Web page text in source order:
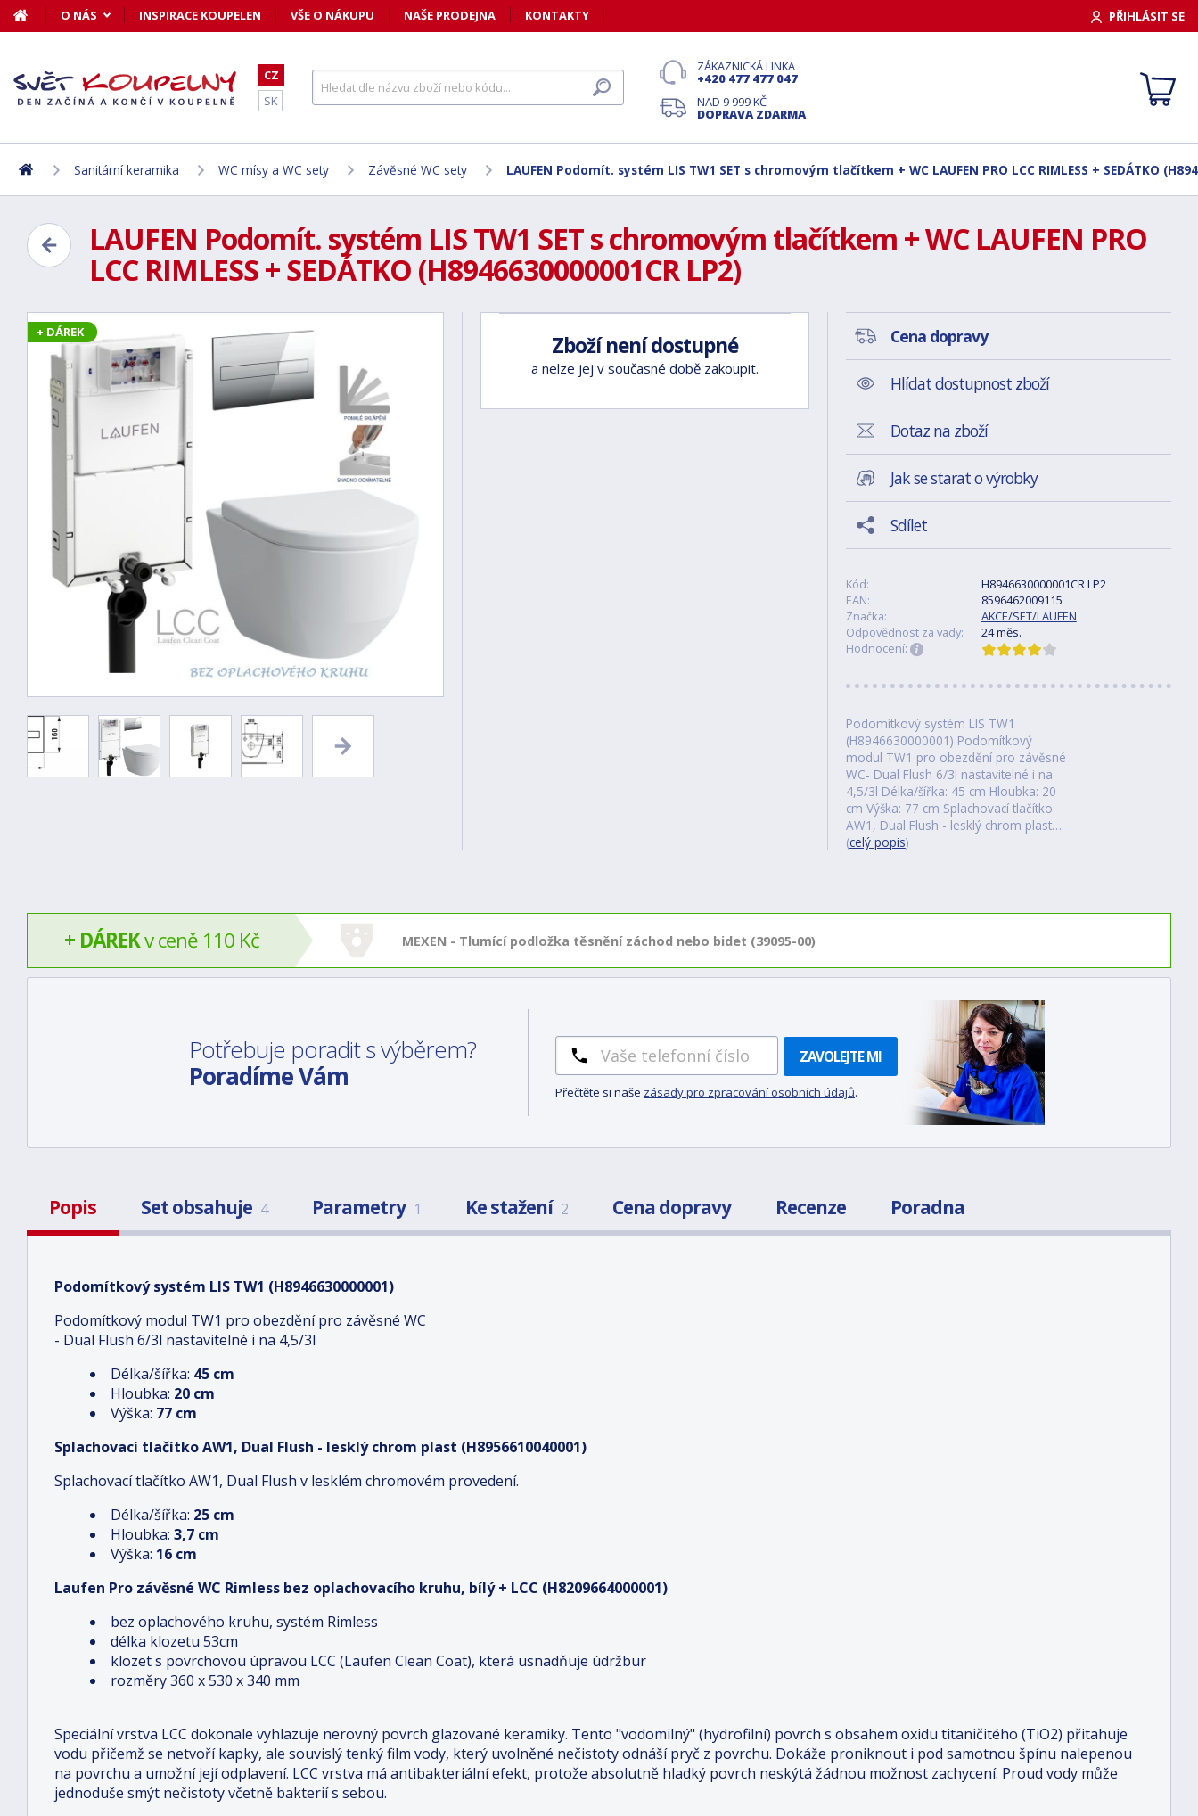
O NÁS INSPIRACE KOUPELEN VŠE O NÁKUPU NAŠE PRODEJNA KONTAKTY PŘIHLÁSIT SE
CZ
SK
ZÁKAZNICKÁ LINKA
+420 477 477 047
NAD 9 999 KČ
DOPRAVA ZDARMA
Sanitární keramika WC mísy a WC sety Závěsné WC sety LAUFEN Podomít. systém LIS TW1 SET s chromovým tlačítkem + WC LAUFEN PRO LCC RIMLESS + SEDÁTKO
LAUFEN Podomít. systém LIS TW1 SET s chromovým tlačítkem + WC LAUFEN PRO
LCC RIMLESS + SEDÁTKO (H8946630000001CR LP2)
+ DÁREK Zboží není dostupné
a nelze jej v současné době zakoupit.
Cena dopravy
Hlídat dostupnost zboží
Dotaz na zboží
Jak se starat o výrobky
Sdílet
Kód:
H8946630000001CR LP2
EAN:
8596462009115
Značka:
AKCE/SET/LAUFEN
Odpovědnost za vady:
24 měs.
Hodnocení:
Podomítkový systém LIS TW1
(H8946630000001) Podomítkový
modul TW1 pro obezdění pro závěsné
WC- Dual Flush 6/3l nastavitelné i na
4,5/3l Délka/šířka: 45 cm Hloubka: 20
cm Výška: 77 cm Splachovací tlačítko
AW1, Dual Flush - lesklý chrom plast…
(celý popis)
+ DÁREKv ceně 110 Kč MEXEN - Tlumící podložka těsnění záchod nebo bidet (39095-00)
Potřebuje poradit s výběrem?
Poradíme Vám
ZAVOLEJTE MI
Přečtěte si naše zásady pro zpracování osobních údajů.
Popis Set obsahuje 4 Parametry 1 Ke stažení 2 Cena dopravy Recenze Poradna
Podomítkový systém LIS TW1 (H8946630000001)
Podomítkový modul TW1 pro obezdění pro závěsné WC
- Dual Flush 6/3l nastavitelné i na 4,5/3l
Délka/šířka: 45 cm
Hloubka: 20 cm
Výška: 77 cm
Splachovací tlačítko AW1, Dual Flush - lesklý chrom plast (H8956610040001)
Splachovací tlačítko AW1, Dual Flush v lesklém chromovém provedení.
Délka/šířka: 25 cm
Hloubka: 3,7 cm
Výška: 16 cm
Laufen Pro závěsné WC Rimless bez oplachovacího kruhu, bílý + LCC (H8209664000001)
bez oplachového kruhu, systém Rimless
délka klozetu 53cm
klozet s povrchovou úpravou LCC (Laufen Clean Coat), která usnadňuje údržbur
rozměry 360 x 530 x 340 mm
Speciální vrstva LCC dokonale vyhlazuje nerovný povrch glazované keramiky. Tento "vodomilný" (hydrofilní) povrch s obsahem oxidu titaničitého (TiO2) přitahuje
vodu přičemž se netvoří kapky, ale souvislý tenký film vody, který uvolněné nečistoty odnáší pryč z povrchu. Dokáže proniknout i pod samotnou špínu nalepenou
na povrchu a umožní její odplavení. LCC vrstva má antibakteriální efekt, protože absolutně hladký povrch neskýtá žádnou možnost zachycení. Proud vody může
jednoduše smýt nečistoty včetně bakterií s sebou.